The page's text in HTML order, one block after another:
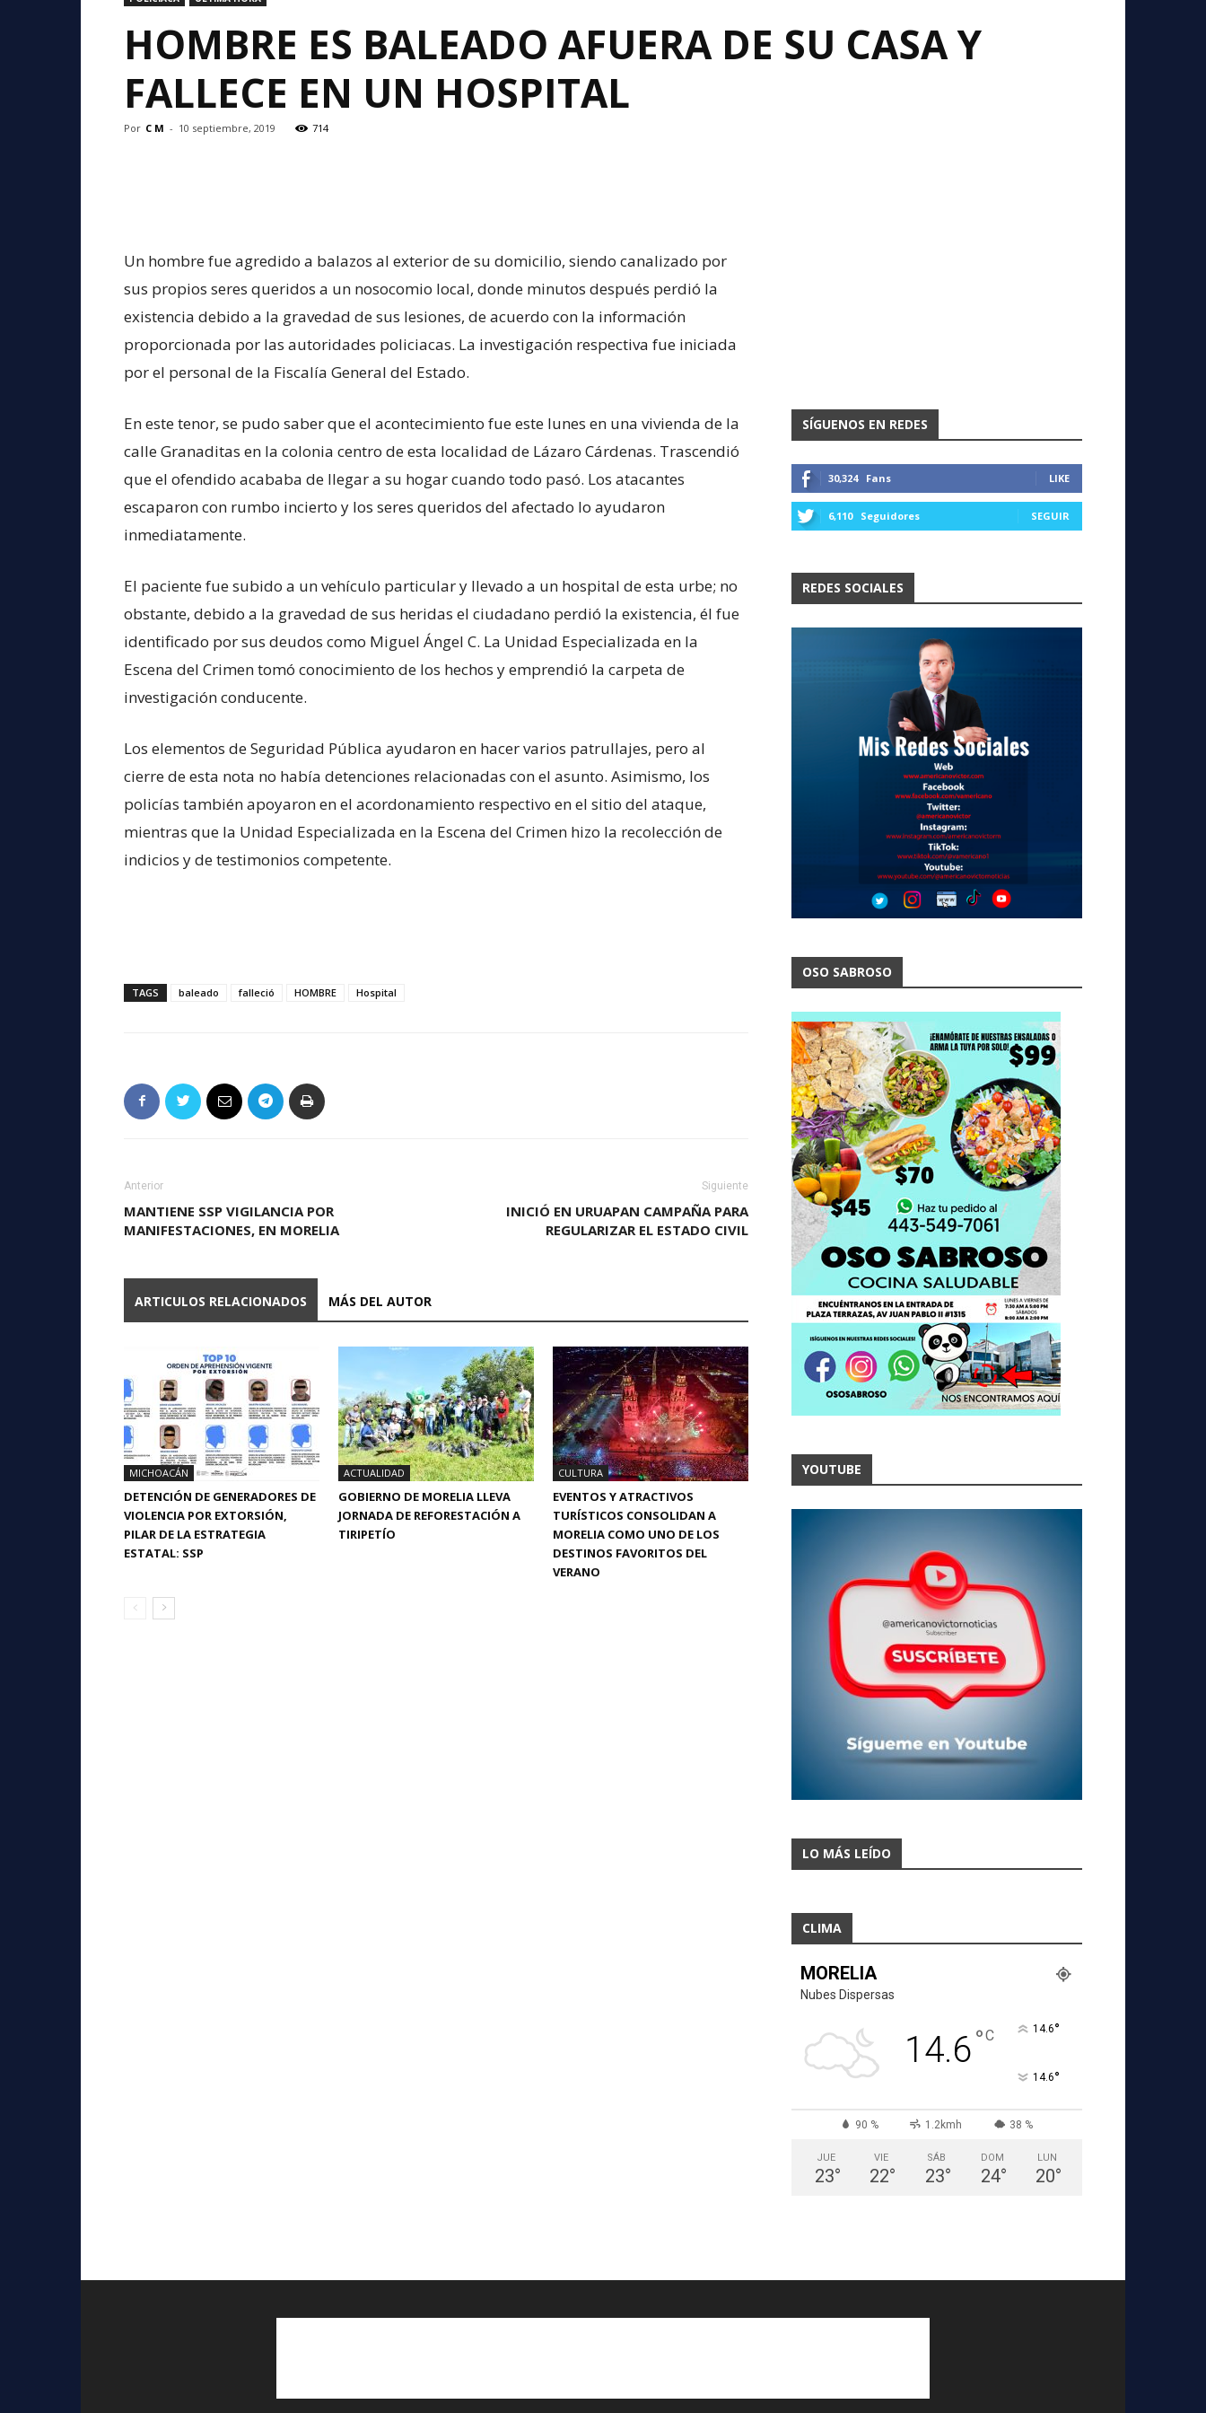
HOMBRE ES BALEADO AFUERA DE SU CASA Y
FALLECE EN UN HOSPITAL
Por C M - 10 septiembre, 2019 714
Un hombre fue agredido a balazos al exterior de su domicilio, siendo canalizado por
sus propios seres queridos a un nosocomio local, donde minutos después perdió la
existencia debido a la gravedad de sus lesiones, de acuerdo con la información
proporcionada por las autoridades policiacas. La investigación respectiva fue iniciada
por el personal de la Fiscalía General del Estado.
En este tenor, se pudo saber que el acontecimiento fue este lunes en una vivienda de la
calle Granaditas en la colonia centro de esta localidad de Lázaro Cárdenas. Trascendió
que el ofendido acababa de llegar a su hogar cuando todo pasó. Los atacantes
escaparon con rumbo incierto y los seres queridos del afectado lo ayudaron
inmediatamente.
El paciente fue subido a un vehículo particular y llevado a un hospital de esta urbe; no
obstante, debido a la gravedad de sus heridas el ciudadano perdió la existencia, él fue
identificado por sus deudos como Miguel Ángel C. La Unidad Especializada en la
Escena del Crimen tomó conocimiento de los hechos y emprendió la carpeta de
investigación conducente.
Los elementos de Seguridad Pública ayudaron en hacer varios patrullajes, pero al
cierre de esta nota no había detenciones relacionadas con el asunto. Asimismo, los
policías también apoyaron en el acordonamiento respectivo en el sitio del ataque,
mientras que la Unidad Especializada en la Escena del Crimen hizo la recolección de
indicios y de testimonios competente.
TAGS baleado falleció HOMBRE Hospital
Anterior
MANTIENE SSP VIGILANCIA POR
MANIFESTACIONES, EN MORELIA
Siguiente
INICIÓ EN URUAPAN CAMPAÑA PARA
REGULARIZAR EL ESTADO CIVIL
ARTICULOS RELACIONADOS MÁS DEL AUTOR
MICHOACÁN
DETENCIÓN DE GENERADORES DE
VIOLENCIA POR EXTORSIÓN,
PILAR DE LA ESTRATEGIA
ESTATAL: SSP
ACTUALIDAD
GOBIERNO DE MORELIA LLEVA
JORNADA DE REFORESTACIÓN A
TIRIPETÍO
CULTURA
EVENTOS Y ATRACTIVOS
TURÍSTICOS CONSOLIDAN A
MORELIA COMO UNO DE LOS
DESTINOS FAVORITOS DEL
VERANO
SÍGUENOS EN REDES
30,324 Fans LIKE
6,110 Seguidores SEGUIR
REDES SOCIALES
OSO SABROSO
YOUTUBE
LO MÁS LEÍDO
CLIMA
MORELIA
Nubes Dispersas
14.6°C 14.6°
14.6°
90 % 1.2kmh 38 %
JUE
23°
VIE
22°
SÁB
23°
DOM
24°
LUN
20°